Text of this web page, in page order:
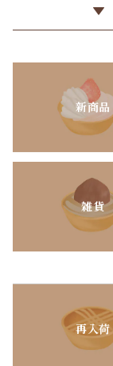
新商品
雑貨
再入荷